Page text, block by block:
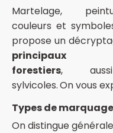
Martelage,
couleurs et
propose un
principaux
forestiers,
sylvicoles.On vous
Types de
On distingue